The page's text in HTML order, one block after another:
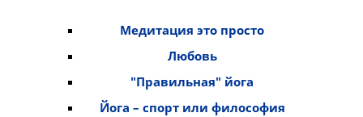
Медитация это просто
Любовь
"Правильная" йога
Йога – спорт или философия